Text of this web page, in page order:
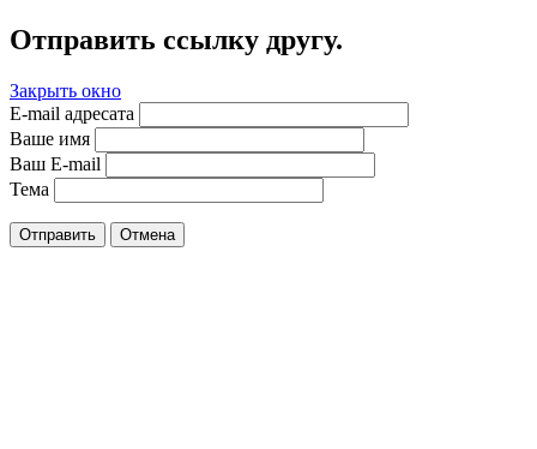
Отправить ссылку другу.
Закрыть окно
E-mail адресата
Ваше имя
Ваш E-mail
Тема
Отправить Отмена